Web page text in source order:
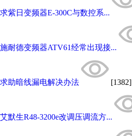
求紫日变频器E-300C与数控系...
施耐德变频器ATV61经常出现接...
求助暗线漏电解决办法 [1382]
艾默生R48-3200e改调压调流方...